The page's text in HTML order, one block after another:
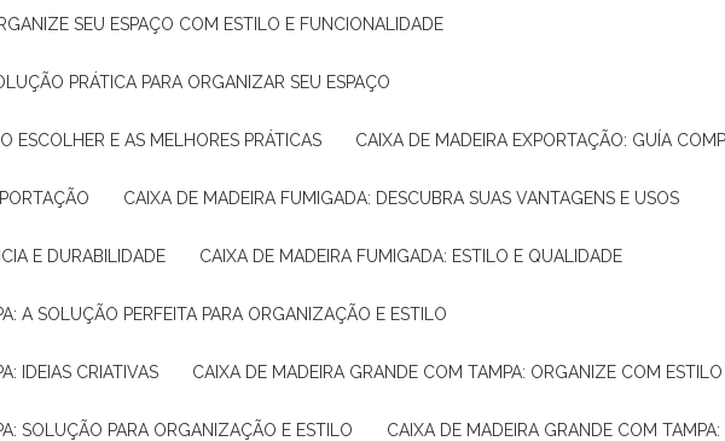
SEU ESPAÇO COM ESTILO E FUNCIONALIDADE
PRÁTICA PARA ORGANIZAR SEU ESPAÇO
ESCOLHER E AS MELHORES PRÁTICAS CAIXA DE MADEIRA EXPORTAÇÃO: GUÍA
CAIXA DE MADEIRA FUMIGADA: DESCUBRA SUAS VANTAGENS E USOS
E DURABILIDADE CAIXA DE MADEIRA FUMIGADA: ESTILO E QUALIDADE
A SOLUÇÃO PERFEITA PARA ORGANIZAÇÃO E ESTILO
IDEIAS CRIATIVAS CAIXA DE MADEIRA GRANDE COM TAMPA: ORGANIZE COM
SOLUÇÃO PARA ORGANIZAÇÃO E ESTILO CAIXA DE MADEIRA GRANDE COM